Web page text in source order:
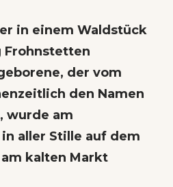
in einem Waldstück
Frohnstetten
der vom
den Namen
wurde am
aller Stille auf dem
kalten Markt